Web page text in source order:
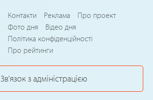
Контакти Реклама
Про проект
Фото дня
Відео дня
Політика конфіденційності
Про рейтинги
Зв'язок з адміністрацією